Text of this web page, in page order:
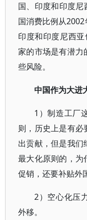
国、印度和印度尼
国消费比例从2002
印度和印度尼西
家的市场是有潜力
些风险。
中国作为大进
1）制造工厂
则，历史上是有
出贡献，但是我
最大化原则的，为
促销，还要补贴外
2）空心化压
外移。